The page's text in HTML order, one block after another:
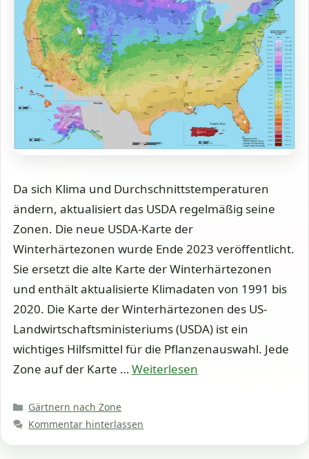
Da sich Klima und Durchschnittstemperaturen
ändern, aktualisiert das USDA regelmäßig seine
Zonen. Die neue USDA-Karte der
Winterhärtezonen wurde Ende 2023 veröffentlicht.
Sie ersetzt die alte Karte der Winterhärtezonen
und enthält aktualisierte Klimadaten von 1991 bis
2020. Die Karte der Winterhärtezonen des US-
Landwirtschaftsministeriums (USDA) ist ein
wichtiges Hilfsmittel für die Pflanzenauswahl. Jede
Zone auf der Karte …Weiterlesen
Kategorien
Gärtnern nach Zone
Kommentar hinterlassen